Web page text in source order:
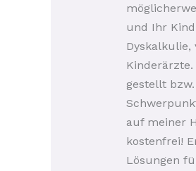
und Ihr
gestellt
auf meiner
kostenfrei!
Lösungen